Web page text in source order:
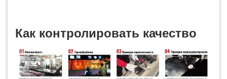
Как контролировать качество